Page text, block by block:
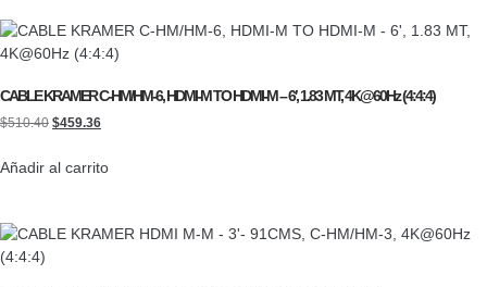
CABLE KRAMER C-HM/HM-6, HDMI-M TO HDMI-M – 6′, 1.83 MT, 4K@60Hz (4:4:4)
$510.40 $459.36
Añadir al carrito